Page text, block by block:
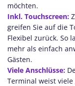
möchten.
Inkl. Touchscreen:
greifen Sie auf die
Flexibel zurück. So
mehr als einfach
Gästen.
Viele Anschlüsse:
Terminal weist viele